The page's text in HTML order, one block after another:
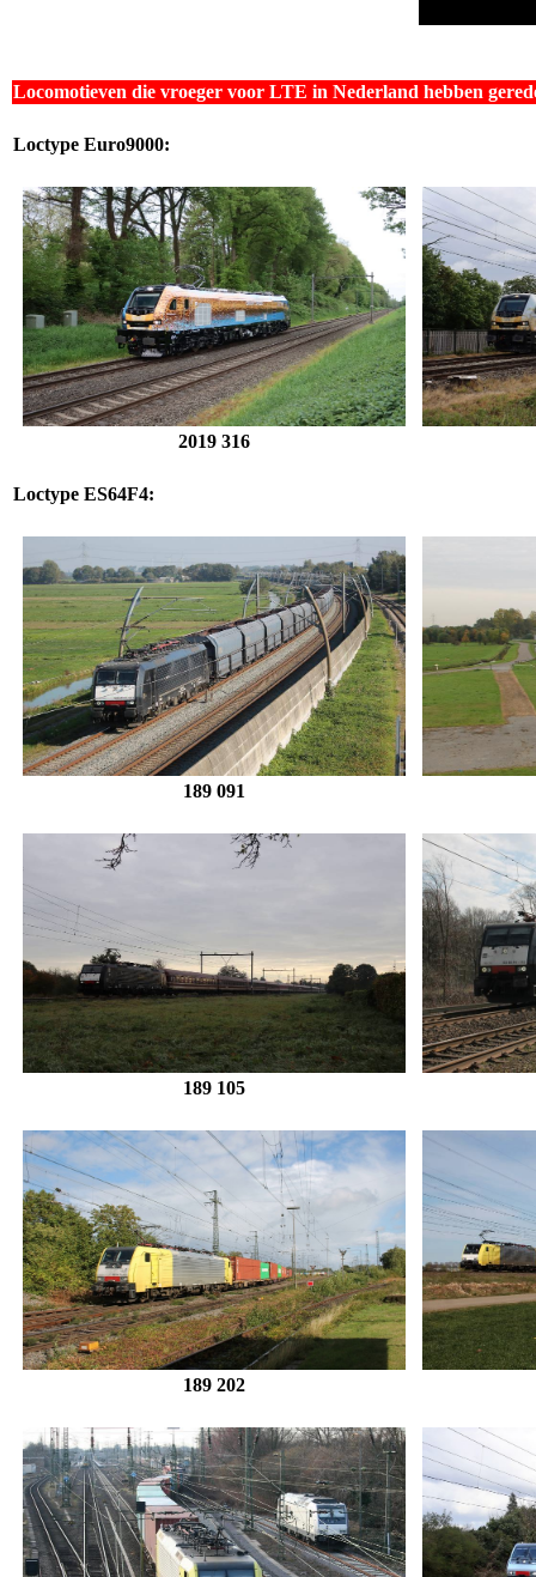
Locomotieven die vroeger voor LTE in Nederland hebben
Loctype Euro9000:
2019 316
Loctype ES64F4:
189 091
189 105
189 202